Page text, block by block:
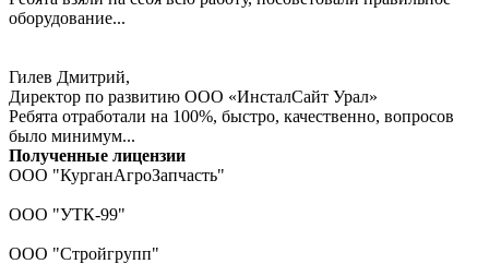
оборудование...
Гилев Дмитрий,
Директор по развитию ООО «ИнсталСайт Урал»
Ребята отработали на 100%, быстро, качественно, вопросов
было минимум...
Полученные лицензии
ООО "КурганАгроЗапчасть"
ООО "УТК-99"
ООО "Стройгрупп"